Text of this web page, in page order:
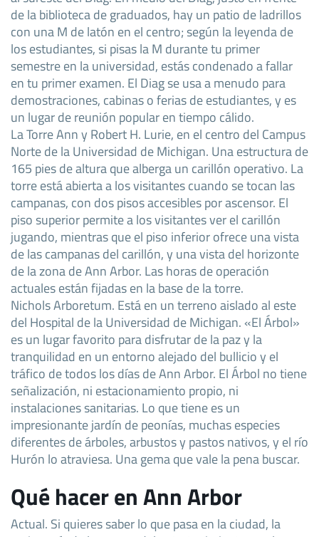
de la biblioteca de graduados, hay un patio de ladrillos
con una M de latón en el centro; según la leyenda de
los estudiantes, si pisas la M durante tu primer
semestre en la universidad, estás condenado a fallar
en tu primer examen. El Diag se usa a menudo para
demostraciones, cabinas o ferias de estudiantes, y es
un lugar de reunión popular en tiempo cálido.
La Torre Ann y Robert H. Lurie, en el centro del Campus
Norte de la Universidad de Michigan. Una estructura de
165 pies de altura que alberga un carillón operativo. La
torre está abierta a los visitantes cuando se tocan las
campanas, con dos pisos accesibles por ascensor. El
piso superior permite a los visitantes ver el carillón
jugando, mientras que el piso inferior ofrece una vista
de las campanas del carillón, y una vista del horizonte
de la zona de Ann Arbor. Las horas de operación
actuales están fijadas en la base de la torre.
Nichols Arboretum. Está en un terreno aislado al este
del Hospital de la Universidad de Michigan. «El Árbol»
es un lugar favorito para disfrutar de la paz y la
tranquilidad en un entorno alejado del bullicio y el
tráfico de todos los días de Ann Arbor. El Árbol no tiene
señalización, ni estacionamiento propio, ni
instalaciones sanitarias. Lo que tiene es un
impresionante jardín de peonías, muchas especies
diferentes de árboles, arbustos y pastos nativos, y el río
Hurón lo atraviesa. Una gema que vale la pena buscar.
Qué hacer en Ann Arbor
Actual. Si quieres saber lo que pasa en la ciudad, la